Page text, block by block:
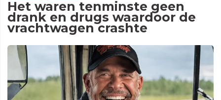
Het waren tenminste geen
drank en drugs waardoor de
vrachtwagen crashte